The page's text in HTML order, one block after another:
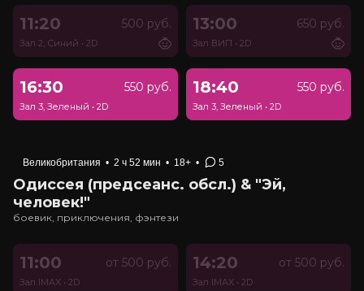
11:20 500 руб.
Зал 2, Синий • 2D
13:00 650 руб.
Зал ВИП • 2D
16:30 550 руб.
Зал 3, Зеленый • 2D
18:40 550 руб.
Зал 3, Зеленый • 2D
Великобритания • 2 ч 52 мин • 18+ • 5
Одиссея (предсеанс. обсл.) & "Эй,
человек!"
боевик, приключения, фэнтези
11:00 от 500 руб.
Зал IMAX • 2D
14:20 от 500 руб.
Зал IMAX • 2D